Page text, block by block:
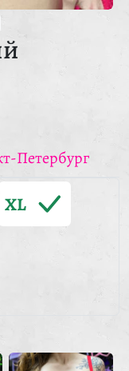
Петербург
XL